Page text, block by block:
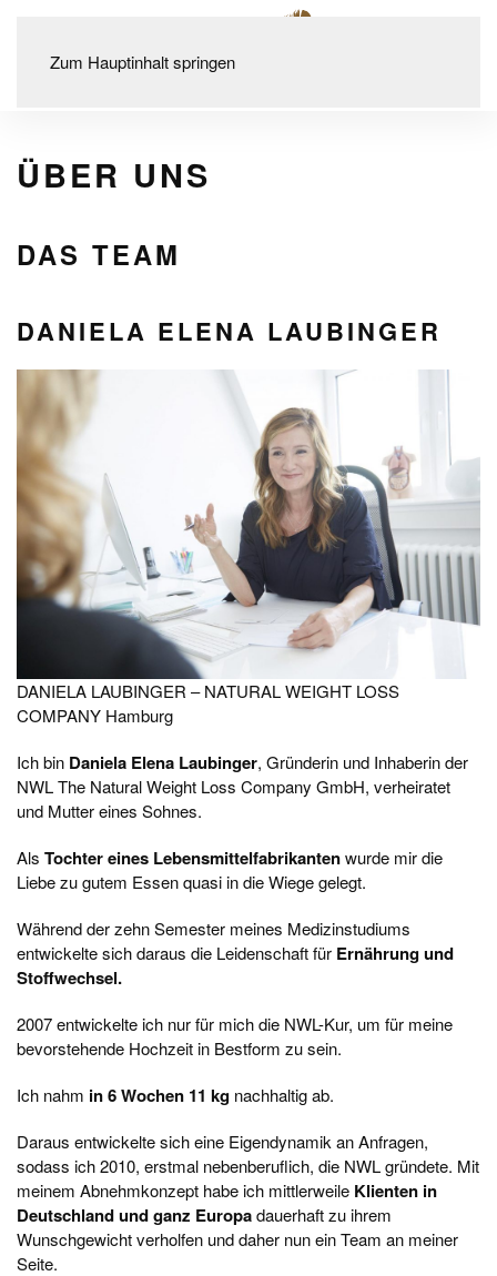
Zum Hauptinhalt springen
ÜBER UNS
DAS TEAM
DANIELA ELENA LAUBINGER
DANIELA LAUBINGER – NATURAL WEIGHT LOSS
COMPANY Hamburg
Ich bin Daniela Elena Laubinger, Gründerin und Inhaberin der
NWL The Natural Weight Loss Company GmbH, verheiratet
und Mutter eines Sohnes.
Als Tochter eines Lebensmittelfabrikantenwurde mir die
Liebe zu gutem Essen quasi in die Wiege gelegt.
Während der zehn Semester meines Medizinstudiums
entwickelte sich daraus die Leidenschaft für Ernährung und
Stoffwechsel.
2007 entwickelte ich nur für mich die NWL-Kur, um für meine
bevorstehende Hochzeit in Bestform zu sein.
Ich nahm in 6 Wochen 11 kg nachhaltig ab.
Daraus entwickelte sich eine Eigendynamik an Anfragen,
sodass ich 2010, erstmal nebenberuflich, die NWL gründete. Mit
meinem Abnehmkonzept habe ich mittlerweile Klienten in
Deutschland und ganz Europadauerhaft zu ihrem
Wunschgewicht verholfen und daher nun ein Team an meiner
Seite.